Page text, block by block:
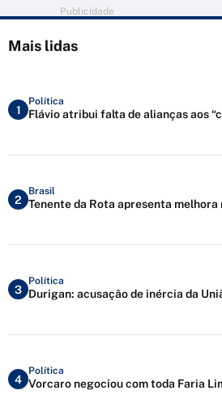
Publicidade
Mais lidas
1
Política
Flávio atribui falta de alianças aos
2
Brasil
Tenente da Rota apresenta
3
Política
Durigan: acusação de inércia da
4
Política
Vorcaro negociou com toda Faria